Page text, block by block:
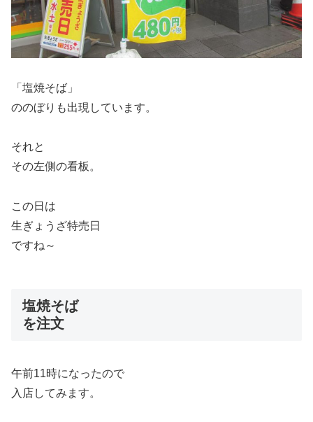
「塩焼そば」
ののぼりも出現しています。
それと
その左側の看板。
この日は
生ぎょうざ特売日
ですね～
塩焼そば
を注文
午前11時になったので
入店してみます。